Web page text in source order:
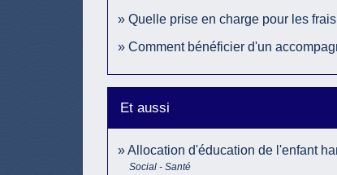
Quelle prise en charge pour les
Comment bénéficier d'un
Et aussi
Allocation d'éducation de l'enfant
Social - Santé